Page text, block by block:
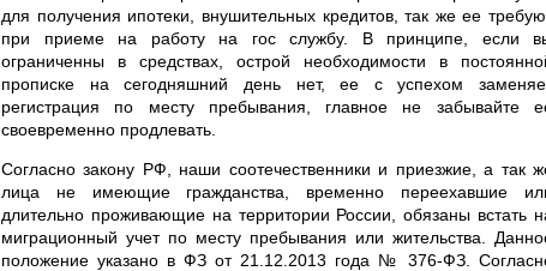
для получения ипотеки, внушительных кредитов, так же ее
при приеме на работу на гос службу. В принципе, если
ограниченны в средствах, острой необходимости в
прописке на сегодняшний день нет, ее с успехом
регистрация по месту пребывания, главное не забывайте
своевременно продлевать.
Согласно закону РФ, наши соотечественники и приезжие, а так
лица не имеющие гражданства, временно переехавшие
длительно проживающие на территории России, обязаны встать
миграционный учет по месту пребывания или жительства.
положение указано в ФЗ от 21.12.2013 года № 376-ФЗ.